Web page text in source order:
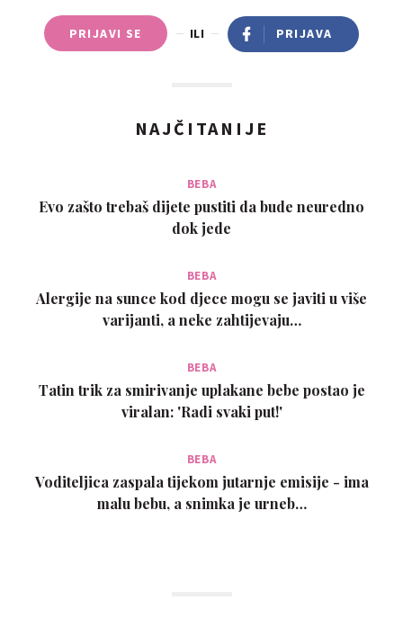
PRIJAVI SE ILI PRIJAVA
NAJČITANIJE
BEBA
Evo zašto trebaš dijete pustiti da bude neuredno
dok jede
BEBA
Alergije na sunce kod djece mogu se javiti u više
varijanti, a neke zahtijevaju…
BEBA
Tatin trik za smirivanje uplakane bebe postao je
viralan: 'Radi svaki put!'
BEBA
Voditeljica zaspala tijekom jutarnje emisije - ima
malu bebu, a snimka je urneb…